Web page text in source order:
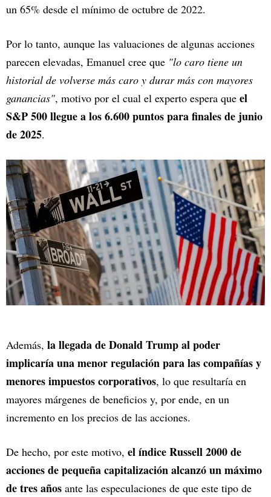
un 65% desde el mínimo de octubre de 2022.
Por lo tanto, aunque las valuaciones de algunas acciones
parecen elevadas, Emanuel cree que "lo caro tiene un
historial de volverse más caro y durar más con mayores
ganancias", motivo por el cual el experto espera que el
S&P 500 llegue a los 6.600 puntos para finales de junio
de 2025.
Además, la llegada de Donald Trump al poder
implicaría una menor regulación para las compañías y
menores impuestos corporativos, lo que resultaría en
mayores márgenes de beneficios y, por ende, en un
incremento en los precios de las acciones.
De hecho, por este motivo, el índice Russell 2000 de
acciones de pequeña capitalización alcanzó un máximo
de tres años ante las especulaciones de que este tipo de